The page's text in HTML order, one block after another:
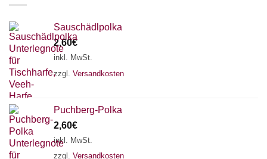
werden
Sauschädlpolka
2,60€
inkl. MwSt.
zzgl. Versandkosten
Puchberg-Polka
2,60€
inkl. MwSt.
zzgl. Versandkosten